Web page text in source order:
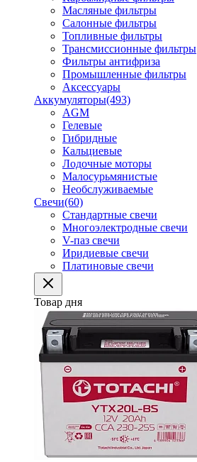
Масляные фильтры
Салонные фильтры
Топливные фильтры
Трансмиссионные фильтры
Фильтры антифриза
Промышленные фильтры
Аксессуары
Аккумуляторы(493)
AGM
Гелевые
Гибридные
Кальциевые
Лодочные моторы
Малосурьмянистые
Необслуживаемые
Свечи(60)
Стандартные свечи
Многоэлектродные свечи
V-паз свечи
Иридиевые свечи
Платиновые свечи
Товар дня